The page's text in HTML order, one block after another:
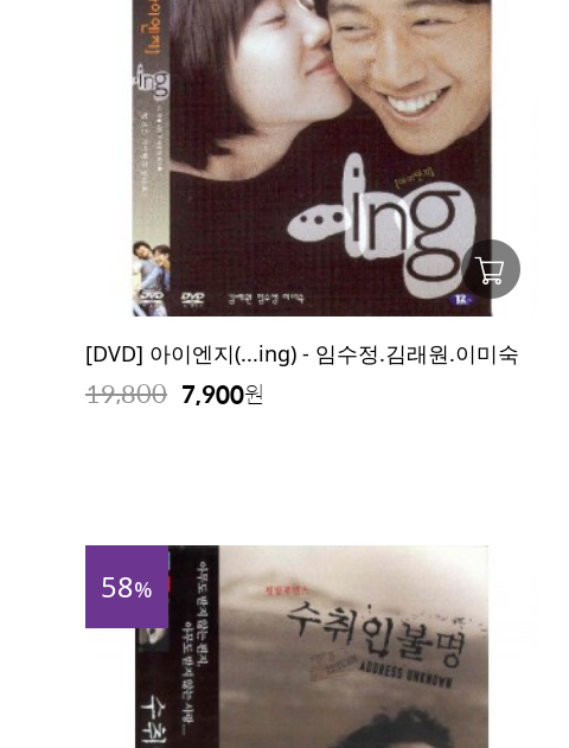
[DVD] 아이엔지(...ing) - 임수정.김래원.이미숙
19,800 7,900원
58%